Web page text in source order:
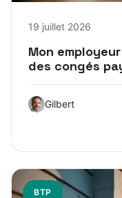
19 juillet 2026
Mon
des congés
Gilbert
BTP